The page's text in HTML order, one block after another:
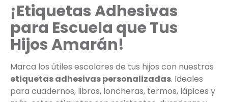
¡Etiquetas Adhesivas
para Escuela que Tus
Hijos Amarán!
Marca los útiles escolares de tus hijos con nuestras
etiquetas adhesivas personalizadas. Ideales
para cuadernos, libros, loncheras, termos, lápices y